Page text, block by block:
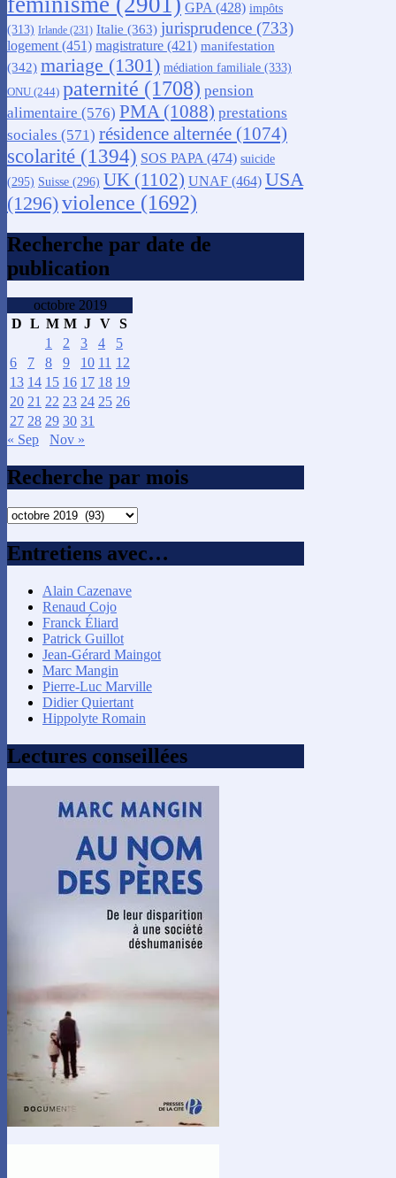
GPA (428) impôts
(313) Irlande (231) Italie (363) jurisprudence (733)
logement (451) magistrature (421) manifestation
(342) mariage (1301) médiation familiale (333)
ONU (244) paternité (1708) pension
alimentaire (576) PMA (1088) prestations
sociales (571) résidence alternée (1074)
scolarité (1394) SOS PAPA (474) suicide
(295) Suisse (296) UK (1102) UNAF (464) USA
(1296)violence (1692)
Recherche par date de
publication
octobre 2019
D L M M J V S
1
2 3 4
5
6
7 8 9 10 11 12
13 14 15 16 17 18 19
20 21 22 23 24 25 26
27 28 29 30 31
« Sep
Nov »
Recherche par mois
Recherche
mois
Entretiens avec…
Alain Cazenave
Renaud Cojo
Franck Éliard
Patrick Guillot
Jean-Gérard Maingot
Marc Mangin
Pierre-Luc Marville
Didier Quiertant
Hippolyte Romain
Lectures conseillées